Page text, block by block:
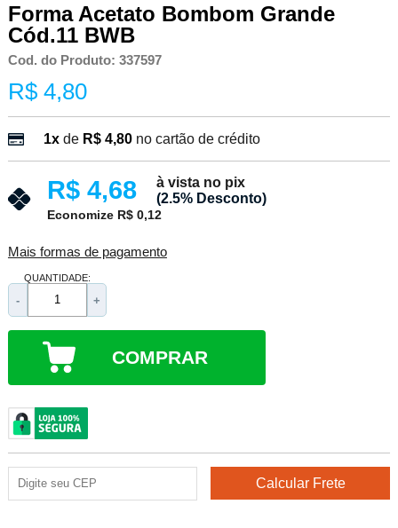
Forma Acetato Bombom Grande
Cód.11 BWB
Cod. do Produto: 337597
R$ 4,80
1xde R$ 4,80 no cartão de crédito
R$ 4,68
à vista no pix
(2.5% Desconto)
Economize R$ 0,12
Mais formas de pagamento
QUANTIDADE:
- +
COMPRAR